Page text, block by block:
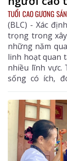
TUỔI CAO GƯƠNG
(BLC) - Xác
trọng trong
những năm
linh hoạt quan tâm, chăm lo, phát huy vai trò NCT trên
nhiều lĩnh vực.
sống có ích,
thắng lợi mọi